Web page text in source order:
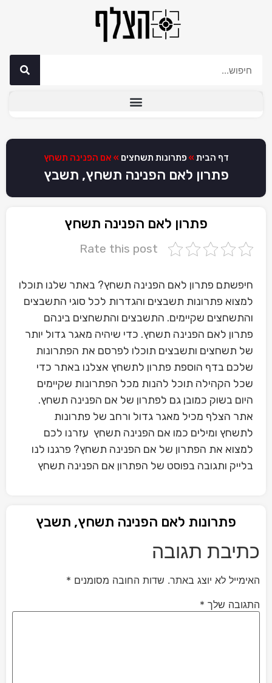
דף הבית » פתרונות תשחצים » אם הפנינה תשחץ
פתרון לאם הפנינה תשחץ, תשבץ
פתרון לאם הפנינה תשחץ
Rate this post
חיפשתם פתרון לאם הפנינה תשחץ? באתר שלנו תוכלו
למצוא פתרונות תשבצים והגדרות לכל סוגי התשבצים
והתשחצים שקיימים. התשבצים והתשחצים בינהם
פתרון לאם הפנינה תשחץ. כדי שיהיה מאגר גדול יותר
של תשחצים ותשבצים תוכלו לפרסם את הפתרונות
שלכם בדף הוספת פתרון לתשחץ אצלנו באתר כדי
שכל הקהילה תוכל להנות מכל הפתרונות שקיימים
היום בשוק כמובן גם לפתרון של אם הפנינה תשחץ.
אתר הצלף מכיל מאגר גדול ורחב של פתרונות
לתשחץ ומילים כמו אם הפנינה תשחץ עזרנו לכם
למצוא את הפתרון של אם הפנינה תשחץ? פרגנו לנו
בלייק ותגובה בפוסט של הפתרון אם הפנינה תשחץ
פתרונות לאם הפנינה תשחץ, תשבץ
כתיבת תגובה
האימייל לא יוצג באתר. שדות החובה מסומנים *
התגובה שלך *